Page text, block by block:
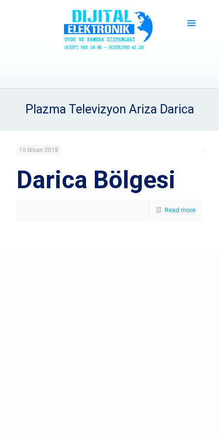
Plazma Televizyon Ariza Darica
10 Nisan 2018
Darica Bölgesi
Read more